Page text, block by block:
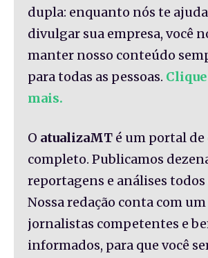
dupla: enquanto nós te
divulgar sua empresa, você
manter nosso conteúdo
para todas as pessoas.
mais.
O atualizaMT é um portal
completo. Publicamos
reportagens e análises todos
Nossa redação conta com
jornalistas competentes e
informados, para que você